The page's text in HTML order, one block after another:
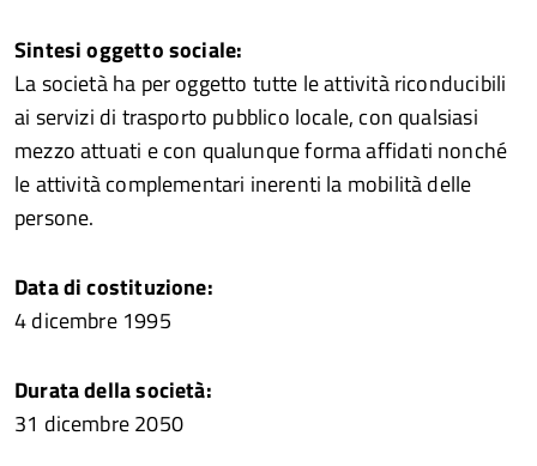
Sintesi oggetto sociale:
La società ha per oggetto tutte le attività riconducibili
ai servizi di trasporto pubblico locale, con qualsiasi
mezzo attuati e con qualunque forma affidati nonché
le attività complementari inerenti la mobilità delle
persone.
Data di costituzione:
4 dicembre 1995
Durata della società:
31 dicembre 2050